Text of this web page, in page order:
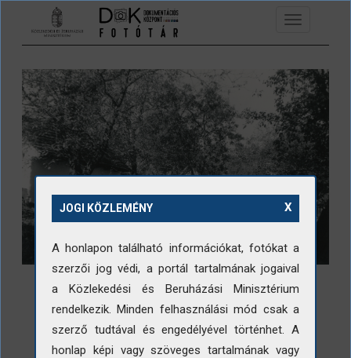
Ugrás a tartalomra
Toggle
navigation
LETÖLTÉS
X
JOGI KÖZLEMÉNY
A honlapon található információkat, fotókat a
szerzői jog védi, a portál tartalmának jogaival
a Közlekedési és Beruházási Minisztérium
rendelkezik. Minden felhasználási mód csak a
szerző tudtával és engedélyével történhet. A
honlap képi vagy szöveges tartalmának vagy